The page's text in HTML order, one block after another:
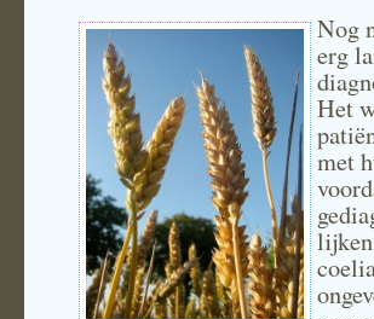
Nog
erg
Het
met
lijken